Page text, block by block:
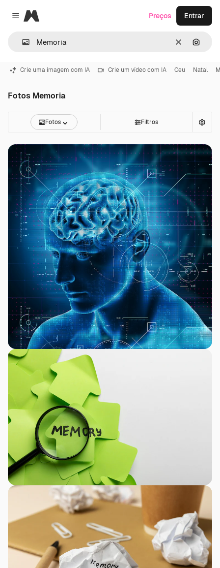
Close menu
Magnific
Limpar
Preços Entrar
Crie uma imagem com IA Crie um vídeo com IA Ceu Natal
Fotos Memoria
Fotos Filtros